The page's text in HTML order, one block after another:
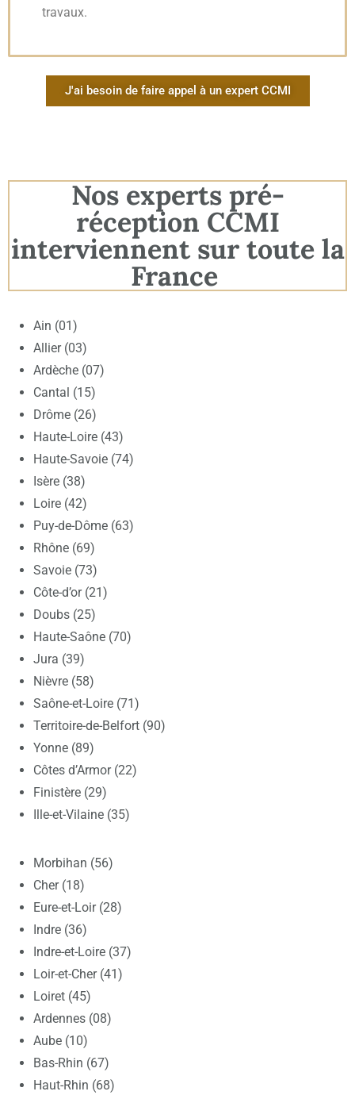
travaux.
J'ai besoin de faire appel à un expert CCMI
Nos experts pré-
réception CCMI
interviennent sur toute la
France
Ain (01)
Allier (03)
Ardèche (07)
Cantal (15)
Drôme (26)
Haute-Loire (43)
Haute-Savoie (74)
Isère (38)
Loire (42)
Puy-de-Dôme (63)
Rhône (69)
Savoie (73)
Côte-d’or (21)
Doubs (25)
Haute-Saône (70)
Jura (39)
Nièvre (58)
Saône-et-Loire (71)
Territoire-de-Belfort (90)
Yonne (89)
Côtes d’Armor (22)
Finistère (29)
Ille-et-Vilaine (35)
Morbihan (56)
Cher (18)
Eure-et-Loir (28)
Indre (36)
Indre-et-Loire (37)
Loir-et-Cher (41)
Loiret (45)
Ardennes (08)
Aube (10)
Bas-Rhin (67)
Haut-Rhin (68)